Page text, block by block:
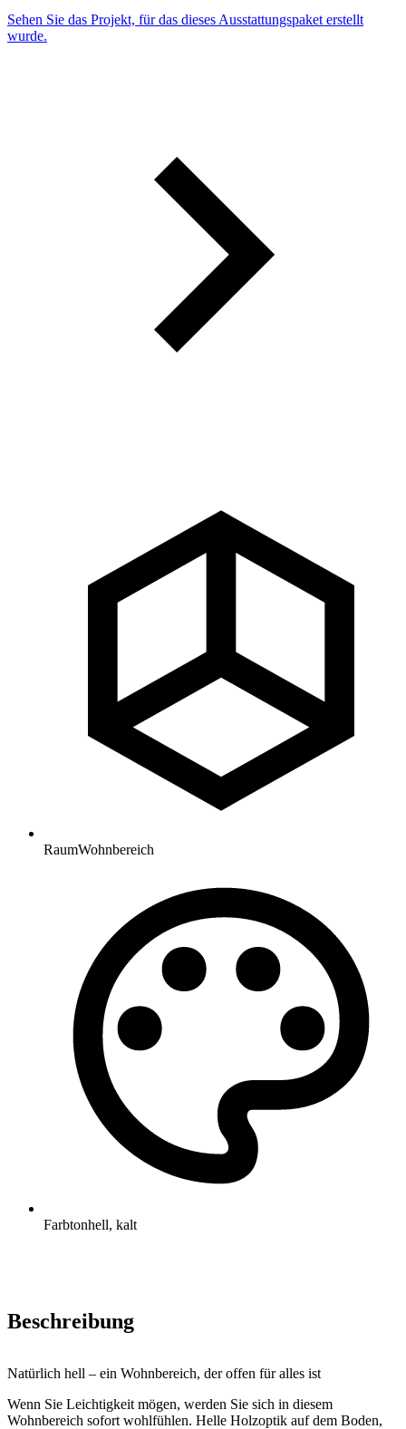
Sehen Sie das Projekt, für das dieses Ausstattungs­paket erstellt
wurde.
RaumWohnbereich
Farbtonhell, kalt
Beschreibung
Natürlich hell – ein Wohnbereich, der offen für alles ist
Wenn Sie Leichtigkeit mögen, werden Sie sich in diesem
Wohnbereich sofort wohlfühlen. Helle Holzoptik auf dem Boden,